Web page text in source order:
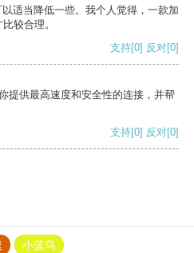
适当降低一些。我个人觉得，一款加
较合理。
支持[0] 反对[0]
提供最高速度和安全性的连接，并帮
支持[0] 反对[0]
小蓝鸟